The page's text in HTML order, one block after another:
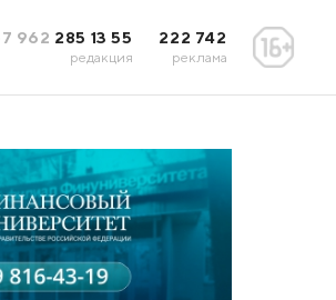
962 285 13 55
редакция
222 742
реклама